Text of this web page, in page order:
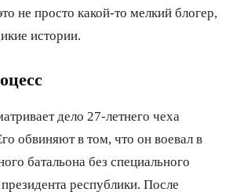
не просто какой-то мелкий блогер,
истории.
дело 27-летнего чеха
обвиняют в том, что он воевал в
батальона без специального
республики. После